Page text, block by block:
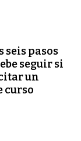
seis pasos
seguir si
un
curso